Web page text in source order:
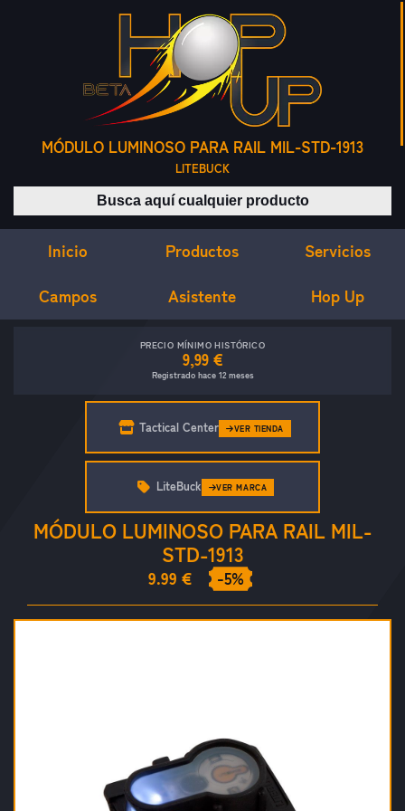
MÓDULO LUMINOSO PARA RAIL MIL-STD-1913
LITEBUCK
Buscar productos
Inicio Productos Servicios
Campos Asistente Hop Up
PRECIO MÍNIMO HISTÓRICO
9,99 €
Registrado hace 12 meses
Tactical Center VER TIENDA
MÓDULO LUMINOSO PARA RAIL MIL-
STD-1913
9.99 € -5%
LiteBuck VER MARCA